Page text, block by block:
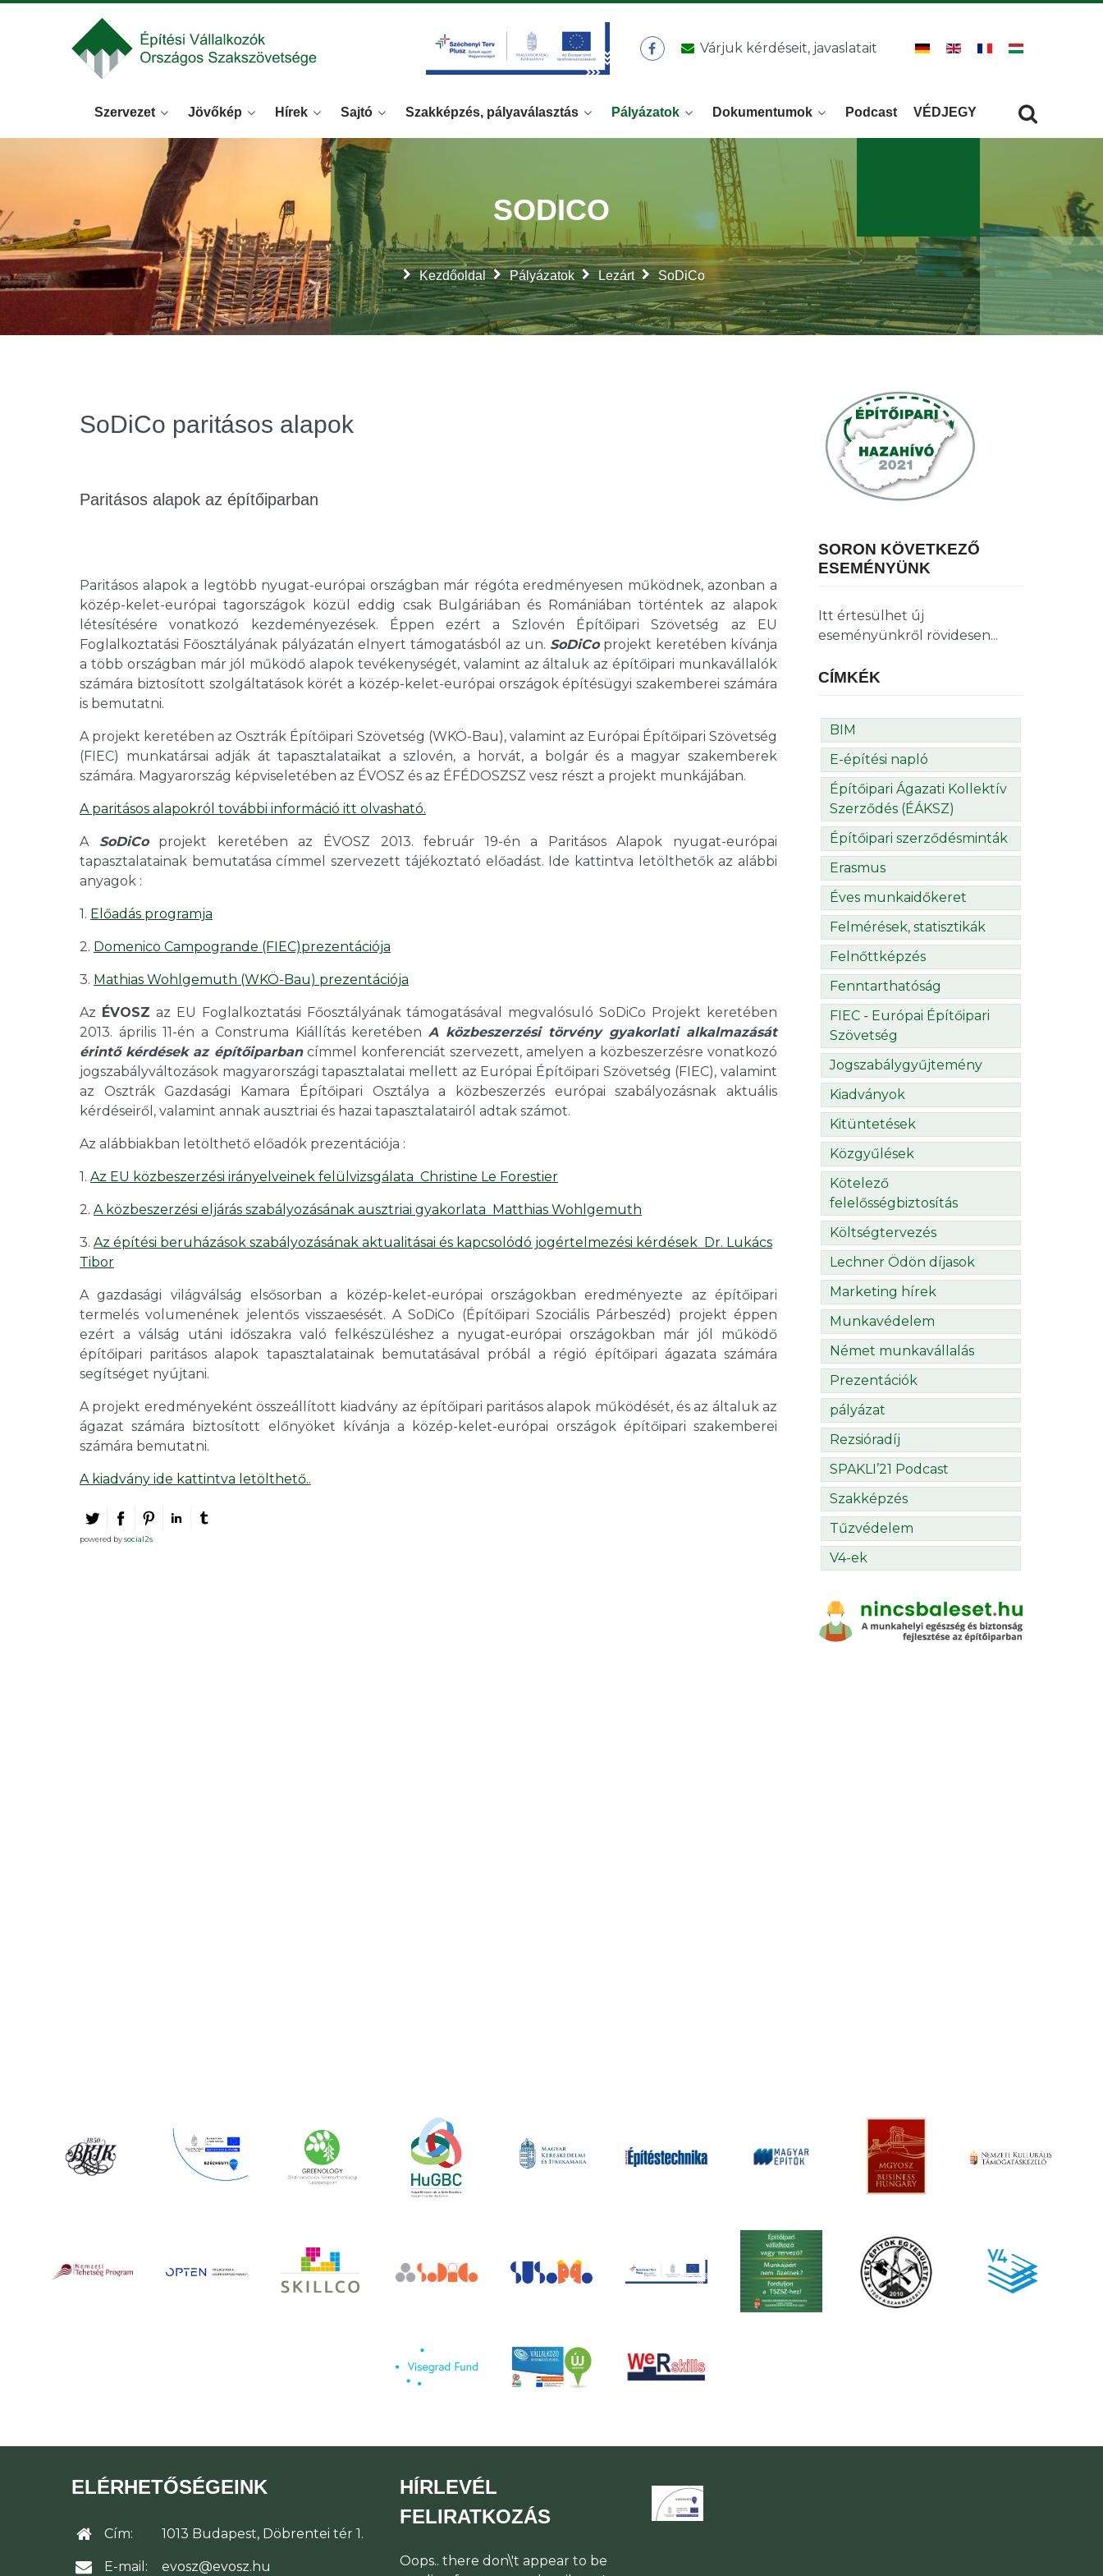
Várjuk kérdéseit, javaslatait
Szervezet Jövőkép Hírek Sajtó Szakképzés, pályaválasztás Pályázatok Dokumentumok Podcast VÉDJEGY
Kezdőoldal Pályázatok Lezárt SoDiCo
SODICO
SoDiCo paritásos alapok
Paritásos alapok az építőiparban
Paritásos alapok a legtöbb nyugat-európai országban már régóta eredményesen működnek, azonban a
közép-kelet-európai tagországok közül eddig csak Bulgáriában és Romániában történtek az alapok
létesítésére vonatkozó kezdeményezések. Éppen ezért a Szlovén Építőipari Szövetség az EU
Foglalkoztatási Főosztályának pályázatán elnyert támogatásból az un. SoDiCoprojekt keretében kívánja
a több országban már jól működő alapok tevékenységét, valamint az általuk az építőipari munkavállalók
számára biztosított szolgáltatások körét a közép-kelet-európai országok építésügyi szakemberei számára
is bemutatni.
A projekt keretében az Osztrák Építőipari Szövetség (WKÖ-Bau), valamint az Európai Építőipari Szövetség
(FIEC) munkatársai adják át tapasztalataikat a szlovén, a horvát, a bolgár és a magyar szakemberek
számára. Magyarország képviseletében az ÉVOSZ és az ÉFÉDOSZSZ vesz részt a projekt munkájában.
A paritásos alapokról további információ itt olvasható.
A SoDiCoprojekt keretében az ÉVOSZ 2013. február 19-én a Paritásos Alapok nyugat-európai
tapasztalatainak bemutatása címmel szervezett tájékoztató előadást. Ide kattintva letölthetők az alábbi
anyagok :
1. Előadás programja
2. Domenico Campogrande (FIEC)prezentációja
3. Mathias Wohlgemuth (WKÖ-Bau) prezentációja
Az ÉVOSZ az EU Foglalkoztatási Főosztályának támogatásával megvalósuló SoDiCo Projekt keretében
2013. április 11-én a Construma Kiállítás keretébenA közbeszerzési törvény gyakorlati alkalmazását
érintő kérdések az építőiparbancímmel konferenciát szervezett, amelyen a közbeszerzésre vonatkozó
jogszabályváltozások magyarországi tapasztalatai mellett az Európai Építőipari Szövetség (FIEC), valamint
az Osztrák Gazdasági Kamara Építőipari Osztálya a közbeszerzés európai szabályozásnak aktuális
kérdéseiről, valamint annak ausztriai és hazai tapasztalatairól adtak számot.
Az alábbiakban letölthető előadók prezentációja :
1. Az EU közbeszerzési irányelveinek felülvizsgálata  Christine Le Forestier
2. A közbeszerzési eljárás szabályozásának ausztriai gyakorlata  Matthias Wohlgemuth
3. Az építési beruházások szabályozásának aktualitásai és kapcsolódó jogértelmezési kérdések  Dr. Lukács
Tibor
A gazdasági világválság elsősorban a közép-kelet-európai országokban eredményezte az építőipari
termelés volumenének jelentős visszaesését. A SoDiCo (Építőipari Szociális Párbeszéd) projekt éppen
ezért a válság utáni időszakra való felkészüléshez a nyugat-európai országokban már jól működő
építőipari paritásos alapok tapasztalatainak bemutatásával próbál a régió építőipari ágazata számára
segítséget nyújtani.
A projekt eredményeként összeállított kiadvány az építőipari paritásos alapok működését, és az általuk az
ágazat számára biztosított előnyöket kívánja a közép-kelet-európai országok építőipari szakemberei
számára bemutatni.
A kiadvány ide kattintva letölthető..
powered bysocial2s
SORON KÖVETKEZŐ
ESEMÉNYÜNK
Itt értesülhet új
eseményünkről rövidesen...
CÍMKÉK
BIM
E-építési napló
Építőipari Ágazati Kollektív
Szerződés (ÉÁKSZ)
Építőipari szerződésminták
Erasmus
Éves munkaidőkeret
Felmérések, statisztikák
Felnőttképzés
Fenntarthatóság
FIEC - Európai Építőipari
Szövetség
Jogszabálygyűjtemény
Kiadványok
Kitüntetések
Közgyűlések
Kötelező
felelősségbiztosítás
Költségtervezés
Lechner Ödön díjasok
Marketing hírek
Munkavédelem
Német munkavállalás
Prezentációk
pályázat
Rezsióradíj
SPAKLI’21 Podcast
Szakképzés
Tűzvédelem
V4-ek
ELÉRHETŐSÉGEINK
Cím: 1013 Budapest, Döbrentei tér 1.
E-mail: evosz@evosz.hu
HÍRLEVÉL
FELIRATKOZÁS
Oops.. there don\'t appear to be